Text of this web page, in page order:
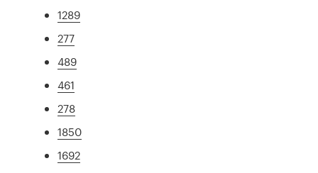
1289
277
489
461
278
1850
1692